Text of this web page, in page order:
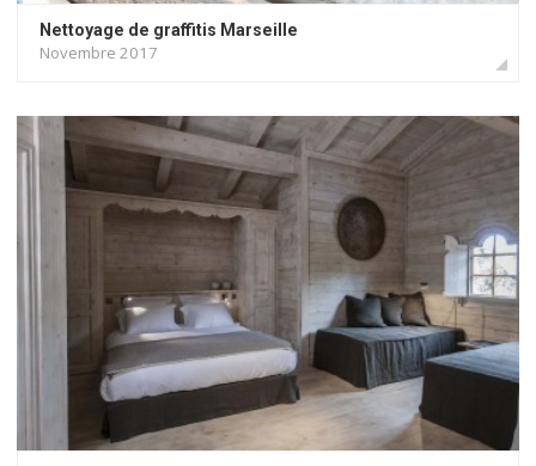
Nettoyage de graffitis Marseille
Novembre 2017